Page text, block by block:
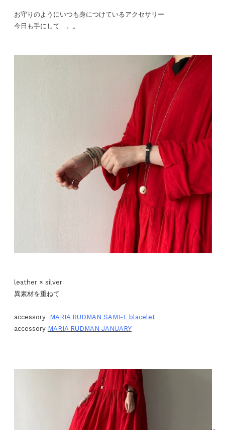
お守りのようにいつも身につけているアクセサリー
今日も手にして 。。
leather × silver
異素材を重ねて
accessory
MARIA RUDMAN SAMI-L blacelet
accessory MARIA RUDMAN JANUARY